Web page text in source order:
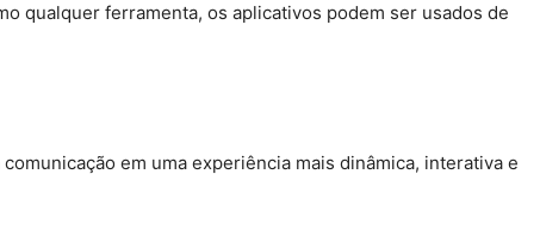
qualquer ferramenta, os aplicativos podem ser usados de
em uma experiência mais dinâmica, interativa e